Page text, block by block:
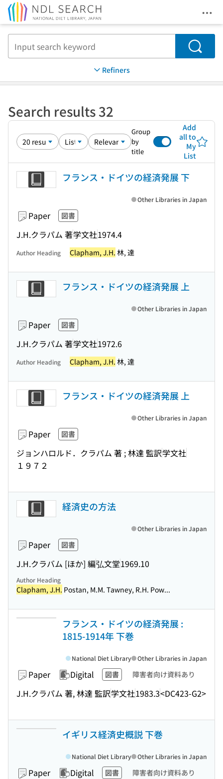
Search
Refiners
Search results 32
Group
by
title
Add
all to
My
List
フランス・ドイツの経済発展 下
Paper 図書
J.H.クラパム 著学文社1974.4
Other Libraries in Japan
Author Heading Clapham, J.H. 林, 達
フランス・ドイツの経済発展 上
Paper 図書
J.H.クラパム 著学文社1972.6
Other Libraries in Japan
Author Heading Clapham, J.H. 林, 達
フランス・ドイツの経済発展 上
Paper 図書
ジョンハロルド．クラパム 著 ; 林達 監訳学文社
１９７２
Other Libraries in Japan
経済史の方法
Paper 図書
J.H.クラバム [ほか] 編弘文堂1969.10
Other Libraries in Japan
Author Heading
Clapham, J.H. Postan, M.M. Tawney, R.H. Pow...
フランス・ドイツの経済発展 :
1815-1914年 下巻
Paper Digital 図書 障害者向け資料あり
J.H.クラパム 著, 林達 監訳学文社1983.3<DC423-G2>
National Diet Library Other Libraries in Japan
イギリス経済史概説 下巻
Paper Digital 図書 障害者向け資料あり
National Diet Library Other Libraries in Japan